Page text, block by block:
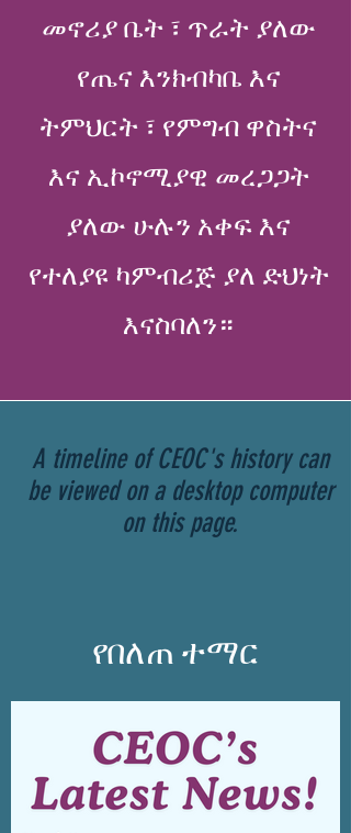
መኖሪያ ቤት ፣ ጥራት ያለው
የጤና እንክብካቤ እና
ትምህርት ፣ የምግብ ዋስትና
እና ኢኮኖሚያዊ መረጋጋት
ያለው ሁሉን አቀፍ እና
የተለያዩ ካምብሪጅ ያለ ድህነት
እናስባለን።
A timeline of CEOC's history can
be viewed on a desktop computer
on this page.
የበለጠ ተማር